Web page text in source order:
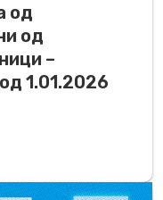
од
од
–
1.01.2026